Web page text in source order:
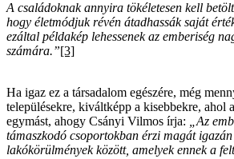
A családoknak annyira tökéletesen kell
hogy életmódjuk révén átadhassák saját
ezáltal példakép lehessenek az emberiség
számára.”[3]
Ha igaz ez a társadalom egészére, még
településekre, kiváltképp a kisebbekre, ahol
egymást, ahogy Csányi Vilmos írja:
„Az
támaszkodó csoportokban érzi magát
lakókörülmények között, amelyek ennek a